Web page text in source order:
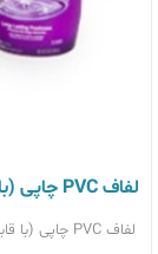
لفاف PVC چاپی (با قابلیت شیرینک)
لفاف PVC چاپی (با قابلیت شیرینک)